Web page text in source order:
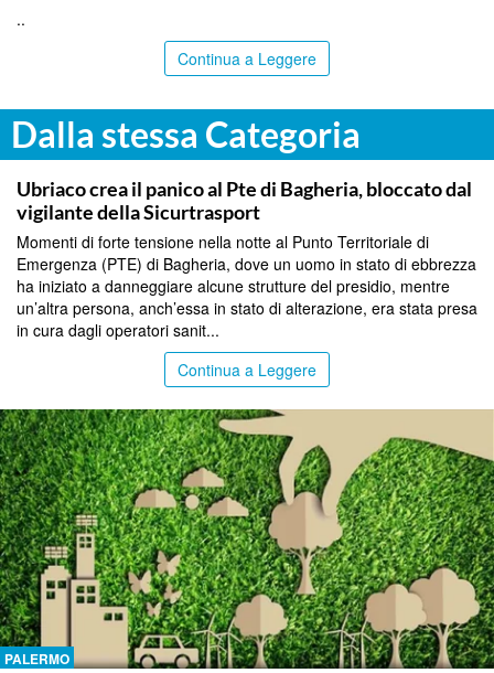
..
Continua a Leggere
Dalla stessa Categoria
PALERMO
Ubriaco crea il panico al Pte di Bagheria, bloccato dal
vigilante della Sicurtrasport
Momenti di forte tensione nella notte al Punto Territoriale di
Emergenza (PTE) di Bagheria, dove un uomo in stato di ebbrezza
ha iniziato a danneggiare alcune strutture del presidio, mentre
un’altra persona, anch’essa in stato di alterazione, era stata presa
in cura dagli operatori sanit...
Continua a Leggere
PALERMO